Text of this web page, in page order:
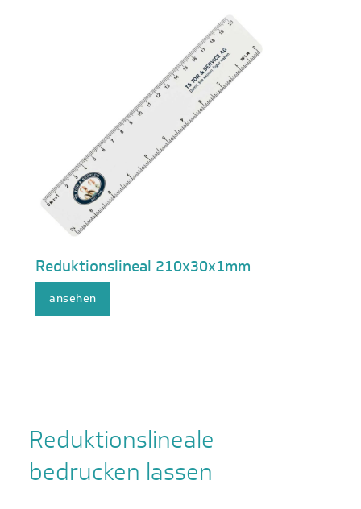
Reduktionslineal 210x30x1mm
ansehen
Reduktionslineale
bedrucken lassen